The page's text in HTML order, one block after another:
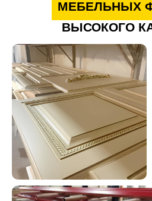
МЕБЕЛЬНЫХ
ВЫСОКОГО